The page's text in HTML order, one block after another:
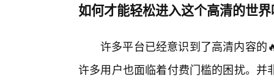
如何才能轻松进入这个高清的世
许多平台已经意识到了高清内容的
许多用户也面临着付费门槛的困扰。